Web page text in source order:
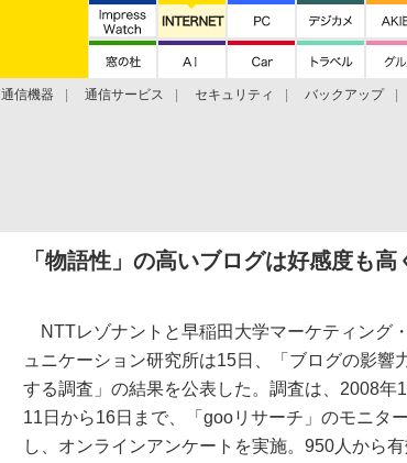
通信機器 通信サービス セキュリティ バックアップ
「物語性」の高いブログは好感度も
NTTレゾナントと早稲田大学マーケティング
ュニケーション研究所は15日、「ブログの影響
する調査」の結果を公表した。調査は、2008年
11日から16日まで、「gooリサーチ」のモニタ
し、オンラインアンケートを実施。950人から有